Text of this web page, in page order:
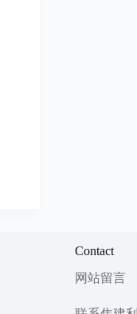
Contact
网站留言